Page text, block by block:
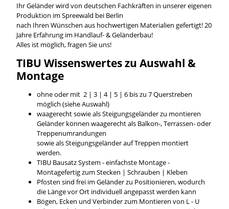
Ihr Geländer wird von deutschen Fachkräften in unserer eigenen
Produktion im Spreewald bei Berlin
nach Ihren Wünschen aus hochwertigen Materialien gefertigt! 20
Jahre Erfahrung im Handlauf- & Geländerbau!
Alles ist möglich, fragen Sie uns!
TIBU Wissenswerteszu Auswahl &
Montage
ohne oder mit 2 | 3 | 4 | 5 | 6 bis zu 7 Querstreben
möglich (siehe Auswahl)
waagerecht sowie als Steigungsgeländer zu montieren
Geländer können waagerecht als Balkon-, Terrassen- oder
Treppenumrandungen
sowie als Steigungsgeländer auf Treppen montiert
werden.
TIBU Bausatz System - einfachste Montage -
Montagefertig zum Stecken | Schrauben | Kleben
Pfosten sind frei im Geländer zu Positionieren, wodurch
die Länge vor Ort individuell angepasst werden kann
Bögen, Ecken und Verbinder zum Montieren von L - U